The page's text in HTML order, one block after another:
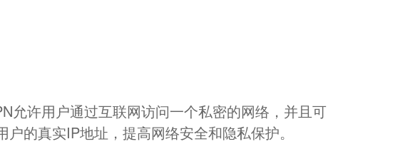
允许用户通过互联网访问一个私密的网络，并且可
户的真实IP地址，提高网络安全和隐私保护。